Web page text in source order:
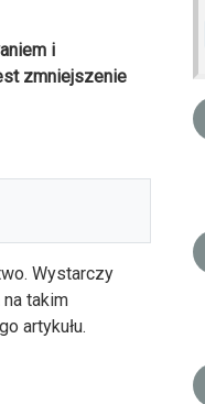
i
zmniejszenie
Wystarczy
takim
artykułu.